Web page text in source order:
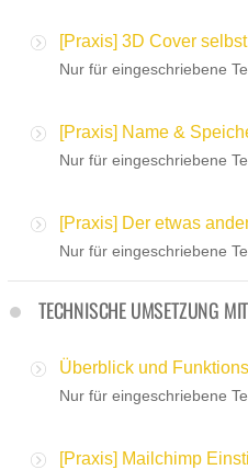
[Praxis] 3D Cover
Nur für eingeschriebene
[Praxis] Name &
Nur für eingeschriebene
[Praxis] Der etwas
Nur für eingeschriebene
TECHNISCHE UMSETZUNG
Überblick und
Nur für eingeschriebene
[Praxis] Mailchimp